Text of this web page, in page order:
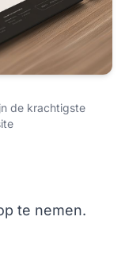
de krachtigste
te nemen.